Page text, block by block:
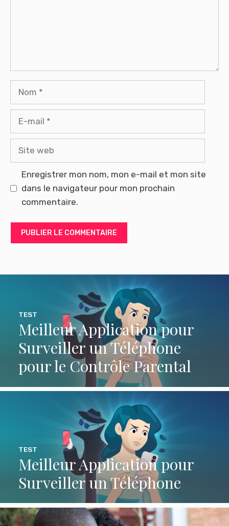
Enregistrer mon nom, mon e-mail et mon site
dans le navigateur pour mon prochain
commentaire.
Meilleur Application pour
Surveiller un Téléphone
pour le Contrôle Parental
TEST
Meilleur Application pour
Surveiller un Téléphone
TEST